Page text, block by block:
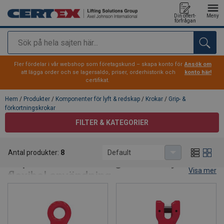
Sök
Din offert-
förfrågan
Meny
tillagd i varukorg
Fler fördelar i vår webshop som företagskund – skapa konto för
att lägga order och se lagersaldo, priser, orderhistorik och
certifikat.
Ansök om
konto här!
Hem / Produkter / Komponenter för lyft & redskap / Krokar / Grip- &
förkortningskrokar
FILTER & KATEGORIER
Gripkrokar för kätting – säkra lyft och
flexibel användning
för förkortning av kätting. Konstruktionen möjliggör fullt
utnyttjande av maxlast utan att deformera kedjan, vilket ger
Visa mer
Antal produkter: 8 Default